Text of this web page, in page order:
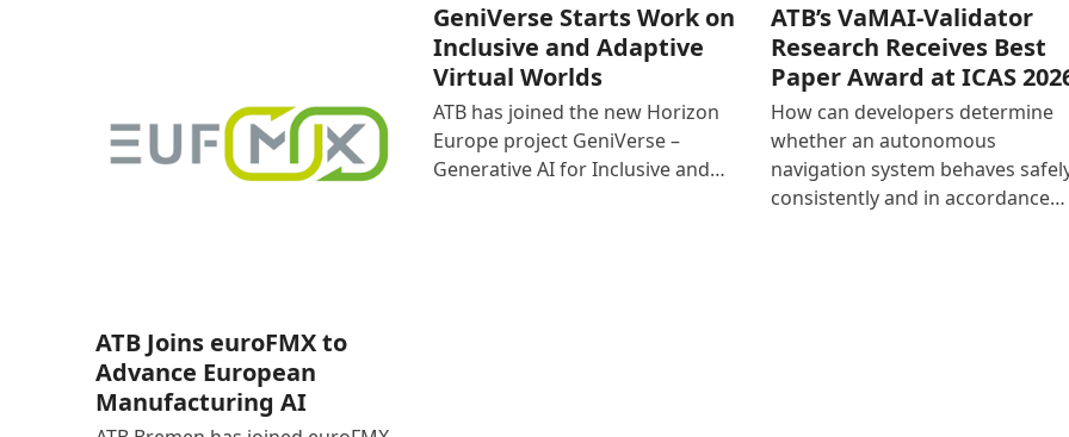
ATB Joins euroFMX to
Advance European
Manufacturing AI
GeniVerse Starts Work on
Inclusive and Adaptive
Virtual Worlds
ATB has joined the new Horizon
Europe project GeniVerse –
Generative AI for Inclusive and…
ATB’s VaMAI-Validator
Research Receives Best
Paper Award at ICAS
How can developers determine
whether an autonomous
navigation system behaves
consistently and in accordance…